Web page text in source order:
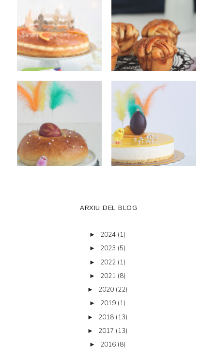
ARXIU DEL BLOG
► 2024 (1)
► 2023 (5)
► 2022 (1)
► 2021 (8)
► 2020 (22)
► 2019 (1)
► 2018 (13)
► 2017 (13)
► 2016 (8)